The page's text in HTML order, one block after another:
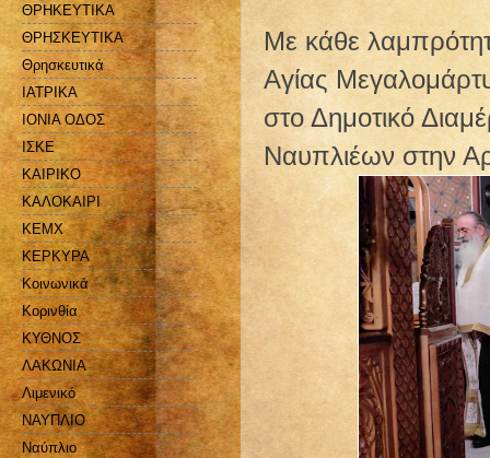
Με κάθε
Αγίας
στο Δημοτικό
Ναυπλιέων στην
ΘΡΗΚΕΥΤΙΚΑ
ΘΡΗΣΚΕΥΤΙΚΑ
Θρησκευτικά
ΙΑΤΡΙΚΑ
ΙΟΝΙΑ ΟΔΟΣ
ΙΣΚΕ
ΚΑΙΡΙΚΟ
ΚΑΛΟΚΑΙΡΙ
ΚΕΜΧ
ΚΕΡΚΥΡΑ
Κοινωνικά
Κορινθία
ΚΥΘΝΟΣ
ΛΑΚΩΝΙΑ
Λιμενικό
ΝΑΥΠΛΙΟ
Ναύπλιο